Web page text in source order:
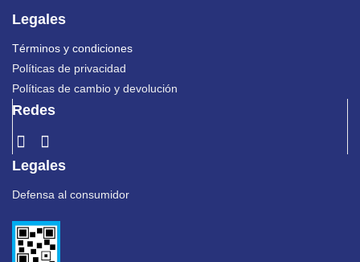
Legales
Términos y condiciones
Políticas de privacidad
Políticas de cambio y devolución
Redes
Legales
Defensa al consumidor